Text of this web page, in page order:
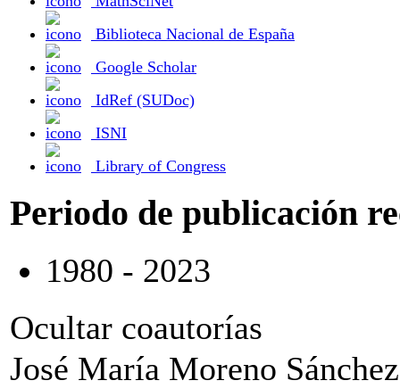
Biblioteca Nacional de España
Google Scholar
IdRef (SUDoc)
ISNI
Library of Congress
Periodo de publicación
1980 - 2023
Ocultar coautorías
José María Moreno